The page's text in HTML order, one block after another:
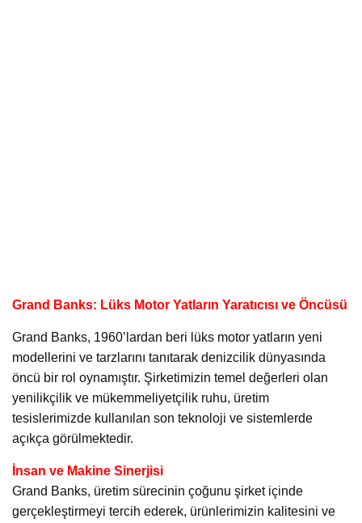
Grand Banks: Lüks Motor Yatların Yaratıcısı ve Öncüsü
Grand Banks, 1960’lardan beri lüks motor yatların yeni
modellerini ve tarzlarını tanıtarak denizcilik dünyasında
öncü bir rol oynamıştır. Şirketimizin temel değerleri olan
yenilikçilik ve mükemmeliyetçilik ruhu, üretim
tesislerimizde kullanılan son teknoloji ve sistemlerde
açıkça görülmektedir.
İnsan ve Makine Sinerjisi
Grand Banks, üretim sürecinin çoğunu şirket içinde
gerçekleştirmeyi tercih ederek, ürünlerimizin kalitesini ve